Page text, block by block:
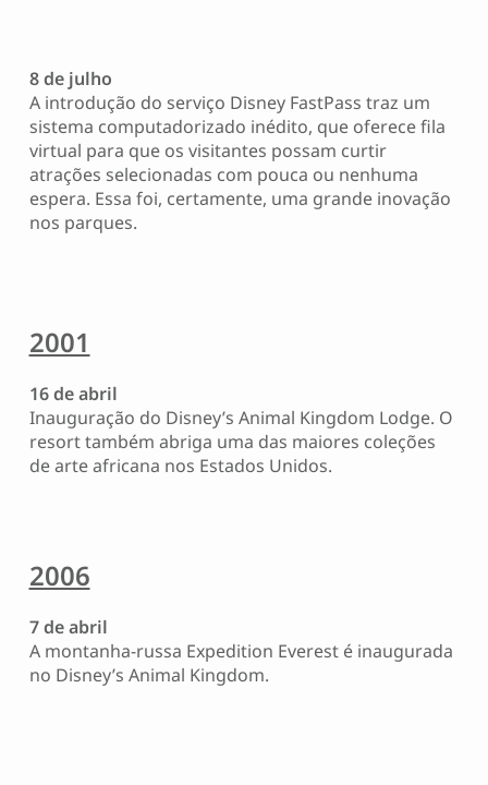
8 de julho
A introdução do serviço Disney FastPass traz um
sistema computadorizado inédito, que oferece fila
virtual para que os visitantes possam curtir
atrações selecionadas com pouca ou nenhuma
espera. Essa foi, certamente, uma grande inovação
nos parques.
2001
16 de abril
Inauguração do Disney’s Animal Kingdom Lodge. O
resort também abriga uma das maiores coleções
de arte africana nos Estados Unidos.
2006
7 de abril
A montanha-russa Expedition Everest é inaugurada
no Disney’s Animal Kingdom.